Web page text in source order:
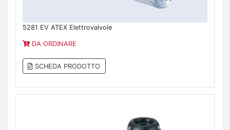
5281 EV ATEX Elettrovalvole
DA ORDINARE
SCHEDA PRODOTTO